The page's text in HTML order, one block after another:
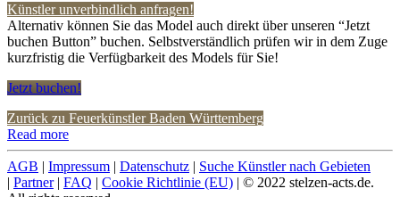
Künstler unverbindlich anfragen!
Alternativ können Sie das Model auch direkt über unseren “Jetzt
buchen Button” buchen. Selbstverständlich prüfen wir in dem Zuge
kurzfristig die Verfügbarkeit des Models für Sie!
Jetzt buchen!
Zurück zu Feuerkünstler Baden Württemberg
Read more
AGB | Impressum | Datenschutz | Suche Künstler nach Gebieten
| Partner| FAQ | Cookie Richtlinie (EU) | © 2022 stelzen-acts.de.